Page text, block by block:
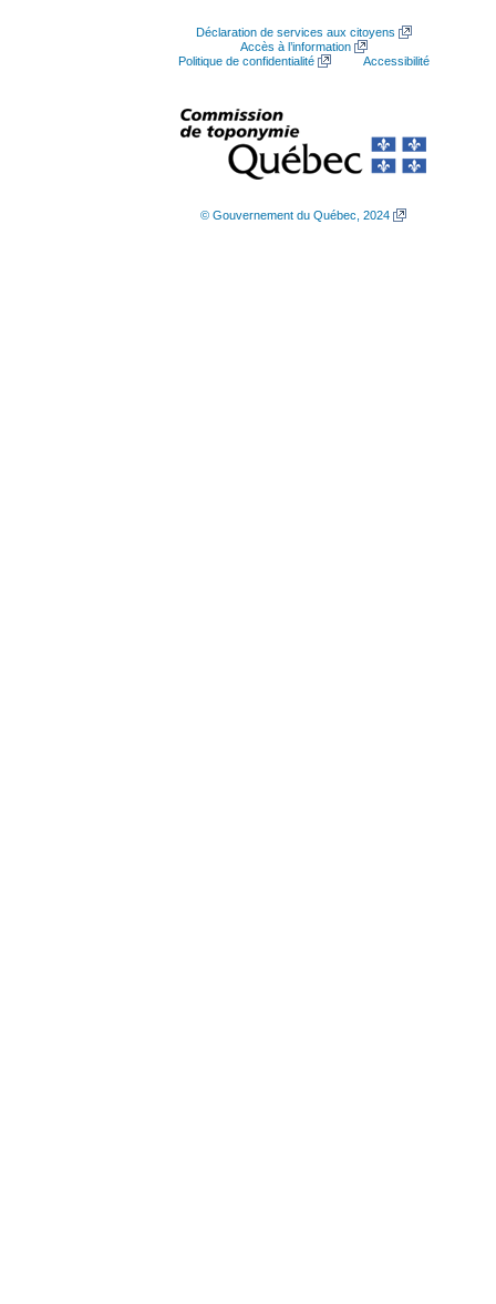
Déclaration de services aux citoyens
Accès à l’information
Politique de confidentialité
Accessibilité
© Gouvernement du Québec, 2024